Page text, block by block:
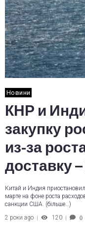
Новини
КНР и
закупку
из-за
доставку
Китай и Индия
марте на фоне роста
санкции США. (більше…)
2 роки ago
120 0